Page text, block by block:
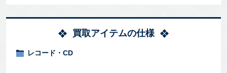
買取アイテムの仕様
レコード・CD